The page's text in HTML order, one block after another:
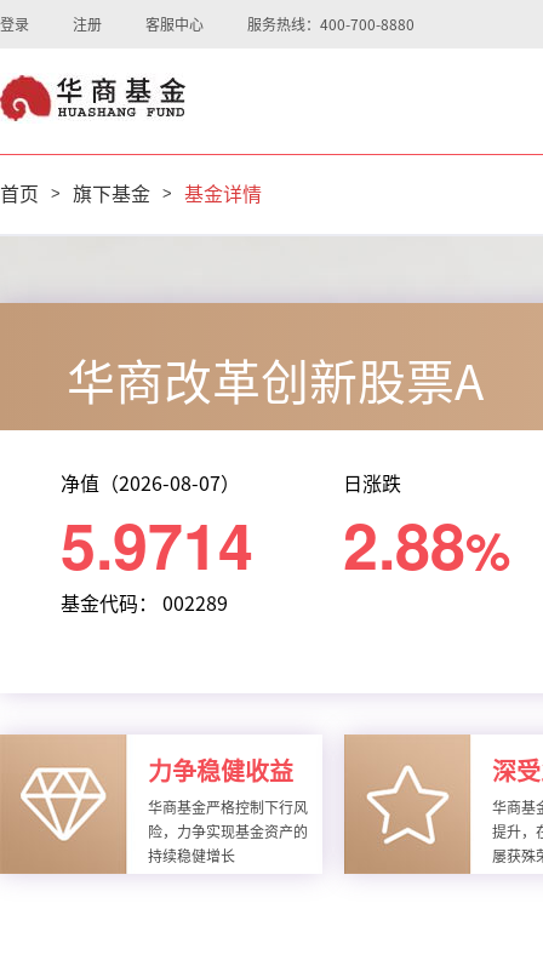
登录 注册 客服中心 服务热线：400-700-8880
首页 > 旗下基金 > 基金详情
华商改革创新股票A
净值（2026-08-07）
5.9714
基金代码： 002289
日涨跌
2.88%
力争稳健收益
华商基金严格控制下行风
险，力争实现基金资产的
持续稳健增长
深
华商基
提升，
屡获殊